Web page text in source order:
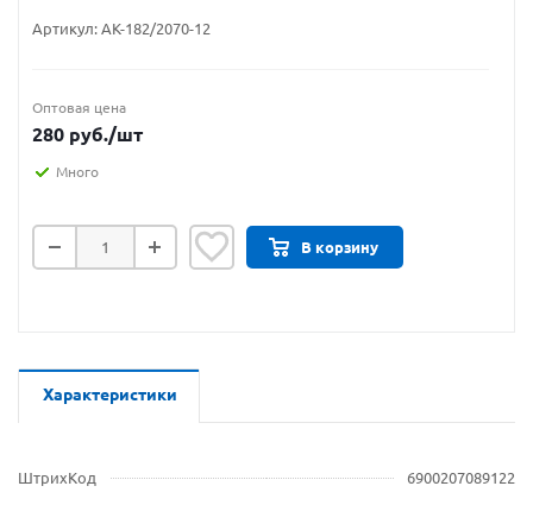
Артикул: АК-182/2070-12
Оптовая цена
280 руб./шт
Много
В корзину
Характеристики
ШтрихКод 6900207089122